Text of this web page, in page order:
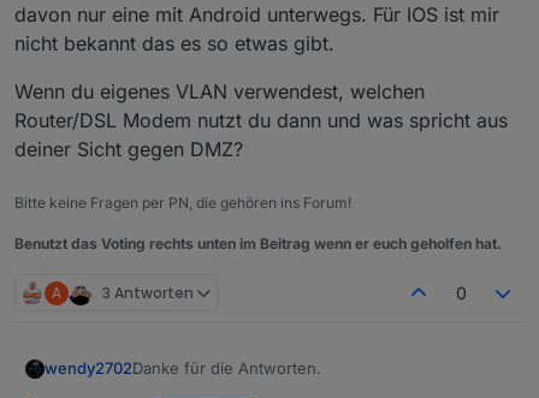
davon nur eine mit Android unterwegs. Für IOS ist mir
nicht bekannt das es so etwas gibt.
Wenn du eigenes VLAN verwendest, welchen
Router/DSL Modem nutzt du dann und was spricht aus
deiner Sicht gegen DMZ?
Bitte keine Fragen per PN, die gehören ins Forum!
Benutzt das Voting rechts unten im Beitrag wenn er euch geholfen hat.
A 3 Antworten 0
wendy2702Danke für die Antworten.